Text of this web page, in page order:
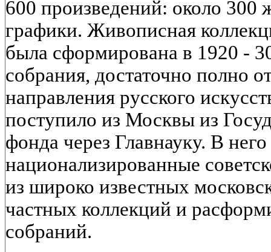
600 произведений: около 300
графики. Живописная
была сформирована в 1920 -
собрания, достаточно полно
направления русского
поступило из Москвы из
фонда через Главнауку. В
национализированные
из широко известных
частных коллекций и
собраний.